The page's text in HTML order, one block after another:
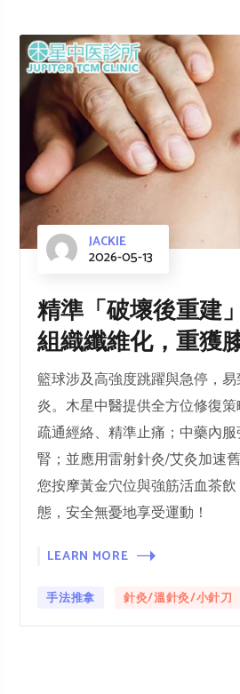
JACKIE
2026-05-13
精準「破壞後重建
組織纖維化，重獲
籃球涉及高強度跳躍與急停，
炎。木星中醫提供全方位修復
疏通經絡、精準止痛；中藥內
腎；並應用雷射針灸/艾灸加速
您按摩黃金穴位與強筋活血茶
態，安全無憂地享受運動！
LEARN MORE
手法推拿 針灸/溫針灸/小針刀